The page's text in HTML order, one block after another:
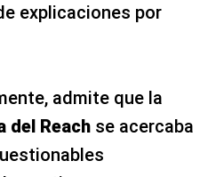
explicaciones por
admite que la
del Reach se acercaba